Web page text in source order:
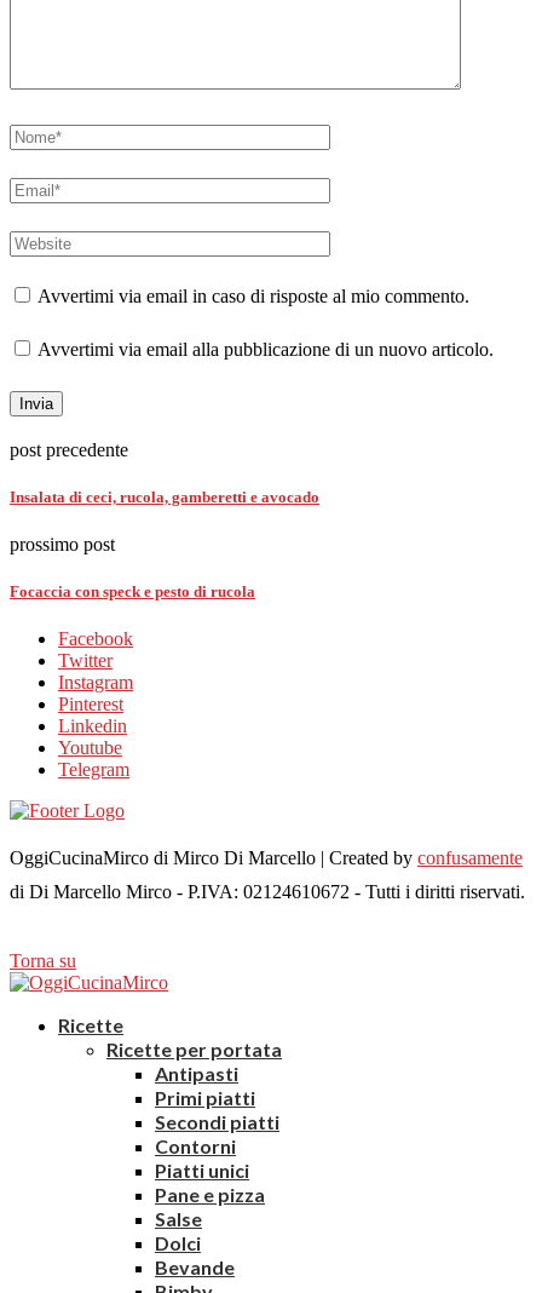
Avvertimi via email in caso di risposte al mio commento.
Avvertimi via email alla pubblicazione di un nuovo articolo.
post precedente
Insalata di ceci, rucola, gamberetti e avocado
prossimo post
Focaccia con speck e pesto di rucola
Facebook
Twitter
Instagram
Pinterest
Linkedin
Youtube
Telegram
OggiCucinaMirco di Mirco Di Marcello | Created by confusamente
di Di Marcello Mirco - P.IVA: 02124610672 - Tutti i diritti riservati.
Torna su
Ricette
Ricette per portata
Antipasti
Primi piatti
Secondi piatti
Contorni
Piatti unici
Pane e pizza
Salse
Dolci
Bevande